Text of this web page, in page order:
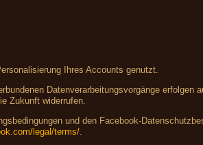
Ihres Accounts genutzt.
Datenverarbeitungsvorgänge
Zukunft widerrufen.
und den Facebook-
legal/terms/.